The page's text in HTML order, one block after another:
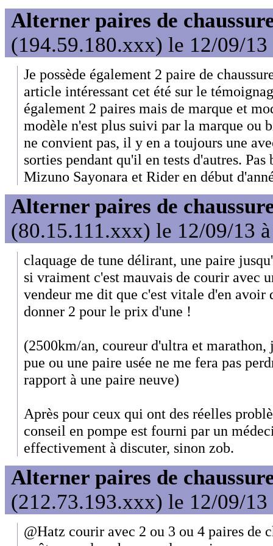
Alterner paires de
(194.59.180.xxx) le 12/09/13
Je possède également 2 paire de
article intéressant cet été sur le
également 2 paires mais de marque et
modèle n'est plus suivi par la marque ou
ne convient pas, il y en a toujours une
sorties pendant qu'il en tests d'autres. Pas
Mizuno Sayonara et Rider en début
Alterner paires de
(80.15.111.xxx) le 12/09/13
claquage de tune délirant, une paire
si vraiment c'est mauvais de courir avec
vendeur me dit que c'est vitale d'en avoir
donner 2 pour le prix d'une !
(2500km/an, coureur d'ultra et marathon,
pue ou une paire usée ne me fera pas
rapport à une paire neuve)
Après pour ceux qui ont des réelles
conseil en pompe est fourni par un
effectivement à discuter, sinon zob.
Alterner paires de
(212.73.193.xxx) le 12/09/13
@Hatz courir avec 2 ou 3 ou 4 paires de